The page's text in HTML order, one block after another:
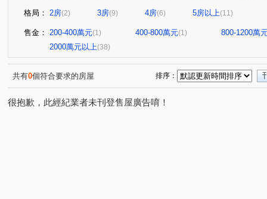
格局： 2房(2) 3房(9) 4房(6) 5房以上(11)
售金： 200-400萬元(1) 400-800萬元(1)
800-1200萬
2000萬元以上(38)
共有0個符合要求的房屋 排序：
很抱歉，此經紀業者未刊登售屋廣告唷！